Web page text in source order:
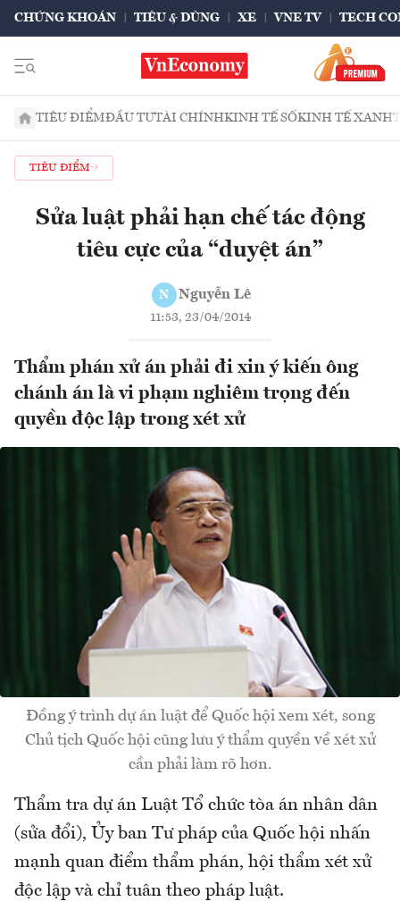
CHỨNG KHOÁN TIÊU & DÙNG XE VNE TV TECH
TIÊU ĐIỂMĐẦU TƯTÀI CHÍNHKINH TẾ SỐKINH TẾ XANH
TIÊU ĐIỂM
Sửa luật phải hạn chế tác động
tiêu cực của “duyệt án”
N Nguyễn Lê
11:53, 23/04/2014
Thẩm phán xử án phải đi xin ý kiến ông
chánh án là vi phạm nghiêm trọng đến
quyền độc lập trong xét xử
Đồng ý trình dự án luật để Quốc hội xem xét, song
Chủ tịch Quốc hội cũng lưu ý thẩm quyền về xét xử
cần phải làm rõ hơn.
Thẩm tra dự án Luật Tổ chức tòa án nhân dân
(sửa đổi), Ủy ban Tư pháp của Quốc hội nhấn
mạnh quan điểm thẩm phán, hội thẩm xét xử
độc lập và chỉ tuân theo pháp luật.